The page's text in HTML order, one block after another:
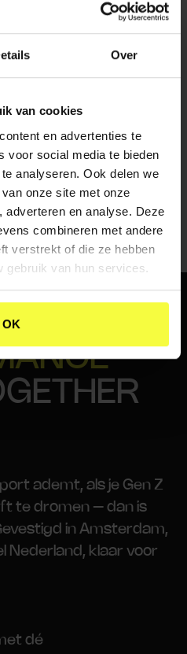
Over
van cookies
en advertenties te
voor social media te bieden
analyseren. Ook delen we
onze site met onze
adverteren en analyse. Deze
combineren met andere
verstrekt of die ze hebben
gebruik van hun services.
OK
ademt, als je Gen Z
te dromen – dan is
in Amsterdam,
Nederland, klaar voor
dé